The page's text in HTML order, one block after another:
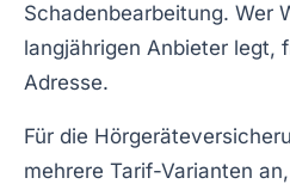
Schadenbearbeitung. Wer
langjährigen Anbieter legt,
Adresse.
Für die
mehrere Tarif-Varianten